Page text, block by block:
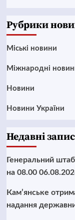
Рубрики
Mіські новини
Міжнародні
Новини
Новини України
Недавні
Генеральний
на 08.00
Кам’янське
надання